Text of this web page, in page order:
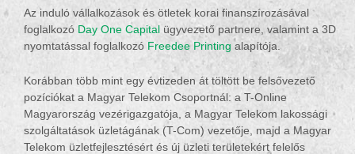
Az induló vállalkozások és ötletek korai finanszírozásával
foglalkozó Day One Capital ügyvezető partnere, valamint a 3D
nyomtatással foglalkozó Freedee Printing alapítója.
Korábban több mint egy évtizeden át töltött be felsővezető
pozíciókat a Magyar Telekom Csoportnál: a T-Online
Magyarország vezérigazgatója, a Magyar Telekom lakossági
szolgáltatások üzletágának (T-Com) vezetője, majd a Magyar
Telekom üzletfejlesztésért és új üzleti területekért felelős